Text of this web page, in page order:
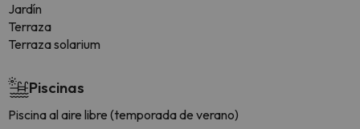
Jardín
Terraza
Terraza solarium
Piscinas
Piscina al aire libre (temporada de verano)